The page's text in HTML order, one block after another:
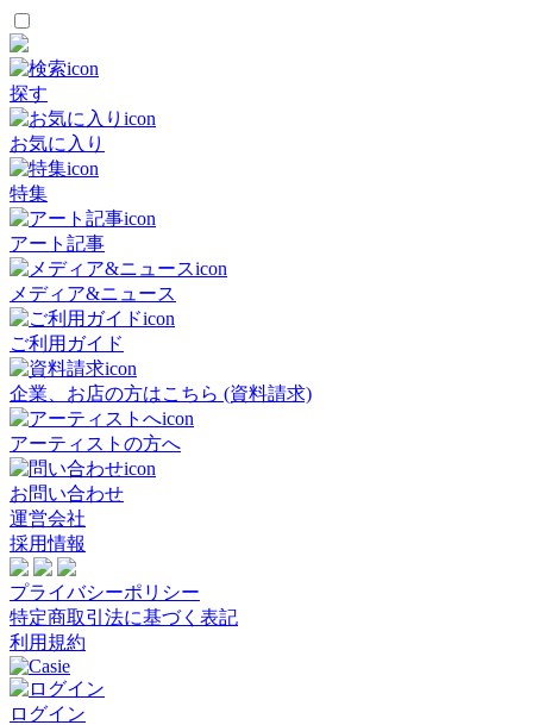
探す
お気に入り
特集
アート記事
メディア&ニュース
ご利用ガイド
企業、お店の方はこちら (資料請求)
アーティストの方へ
お問い合わせ
運営会社
採用情報
プライバシーポリシー
特定商取引法に基づく表記
利用規約
ログイン